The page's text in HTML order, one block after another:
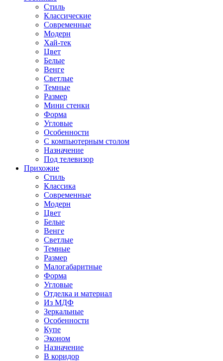
Стиль
Классические
Современные
Модерн
Хай-тек
Цвет
Белые
Венге
Светлые
Темные
Размер
Мини стенки
Форма
Угловые
Особенности
С компьютерным столом
Назначение
Под телевизор
Прихожие
Стиль
Классика
Современные
Модерн
Цвет
Белые
Венге
Светлые
Темные
Размер
Малогабаритные
Форма
Угловые
Отделка и материал
Из МДФ
Зеркальные
Особенности
Купе
Эконом
Назначение
В коридор